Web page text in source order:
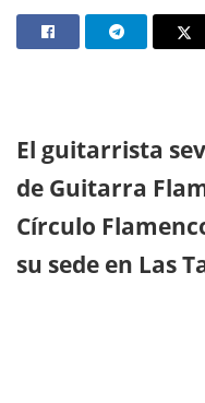
El guitarrista
de Guitarra
Círculo
su sede en Las